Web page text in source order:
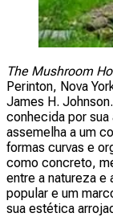
The Mushroom
Perinton, Nova
James H.
conhecida por
assemelha a um
formas curvas e
como concreto,
entre a natureza e
popular e um
sua estética